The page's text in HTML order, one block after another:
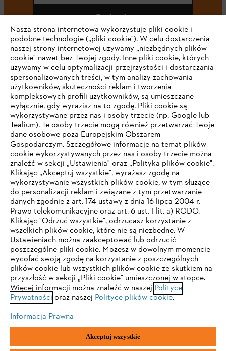
Zapisz się
#STIHL
Firma
STIHL FAQ
Serwis
Polityka prywatności Wskazówki prawne Cookies
Informacje prawne
"ANDREAS STIHL" SP. Z O.O. z siedzibą w Sadach, 62-080 Tarnowo
TWOJA PRZEGLĄDARKA NIE JEST
OBSŁUGIWANA
Korzystasz z przeglądarki, której jeszcze nie obsługujemy. W
celu optymalnego korzystania z naszej strony zalecamy
przejście do jednej z następujących przeglądarek:
Firefox Chrome
Nasza strona internetowa wykorzystuje pliki cookie i
podobne technologie („pliki cookie"). W celu dostarczenia
naszej strony internetowej używamy „niezbędnych plików
cookie" nawet bez Twojej zgody. Inne pliki cookie, których
używamy w celu optymalizacji przejrzystości i dostarczania
spersonalizowanych treści, w tym analizy zachowania
użytkowników, skuteczności reklam i tworzenia
kompleksowych profili użytkowników, są umieszczane
wyłącznie, gdy wyrazisz na to zgodę. Pliki cookie są
wykorzystywane przez nas i osoby trzecie (np. Google lub
Tealium). Te osoby trzecie mogą również przetwarzać Twoje
dane osobowe poza Europejskim Obszarem
Gospodarczym. Szczegółowe informacje na temat plików
cookie wykorzystywanych przez nas i osoby trzecie można
znaleźć w sekcji „Ustawienia" oraz „Polityka plików cookie".
Klikając „Akceptuj wszystkie", wyrażasz zgodę na
wykorzystywanie wszystkich plików cookie, w tym służące
do personalizacji reklam i związane z tym przetwarzanie
danych zgodnie z art. 174 ustawy z dnia 16 lipca 2004 r.
Prawo telekomunikacyjne oraz art. 6 ust. 1 lit. a) RODO.
Klikając "Odrzuć wszystkie", odrzucasz korzystanie z
wszelkich plików cookie, które nie są niezbędne. W
Ustawieniach można zaakceptować lub odrzucić
poszczególne pliki cookie. Możesz w dowolnym momencie
wycofać swoją zgodę na korzystanie z poszczególnych
plików cookie lub wszystkich plików cookie ze skutkiem na
przyszłość w sekcji „Pliki cookie" umieszczonej w stopce.
Więcej informacji można znaleźć w naszej Polityce
Prywatności oraz naszej Polityce plików cookie.
Informacja Prawna
Akceptuj wszystkie